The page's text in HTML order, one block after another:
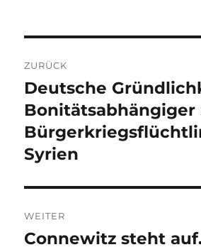
ZURÜCK
Vorheriger
Beitrag:
Deutsche
Bonitätsabhängiger
Syrien
WEITER
Nächster
Connewitz steht